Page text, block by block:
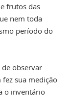
frutos das
nem toda
período do
de observar
sua medição
o inventário